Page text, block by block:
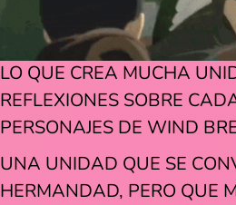
LO QUE CREA MUCHA
REFLEXIONES SOBRE
PERSONAJES DE WIND
UNA UNIDAD QUE SE
HERMANDAD, PERO QUE